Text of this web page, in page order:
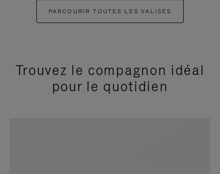
PARCOURIR TOUTES LES VALISES
Trouvez le compagnon idéal
pour le quotidien